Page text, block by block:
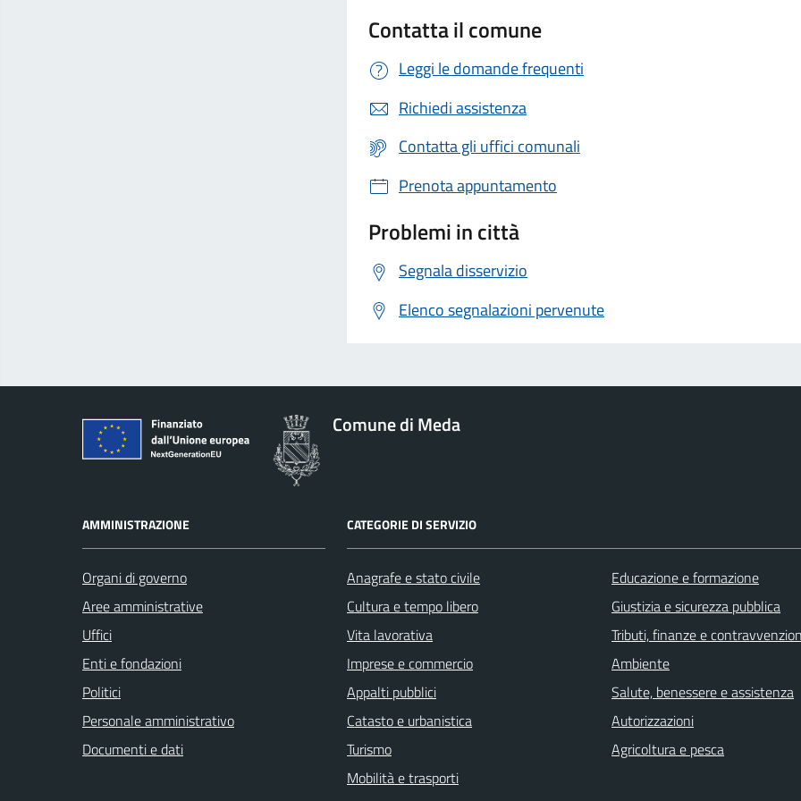
Contatta il comune
Leggi le domande frequenti
Richiedi assistenza
Contatta gli uffici comunali
Prenota appuntamento
Problemi in città
Segnala disservizio
Elenco segnalazioni pervenute
Comune di Meda
AMMINISTRAZIONE
Organi di governo
Aree amministrative
Uffici
Enti e fondazioni
Politici
Personale amministrativo
Documenti e dati
CATEGORIE DI SERVIZIO
Anagrafe e stato civile
Cultura e tempo libero
Vita lavorativa
Imprese e commercio
Appalti pubblici
Catasto e urbanistica
Turismo
Mobilità e trasporti
Educazione e formazione
Giustizia e sicurezza pubblica
Tributi, finanze e
Ambiente
Salute, benessere e assistenza
Autorizzazioni
Agricoltura e pesca